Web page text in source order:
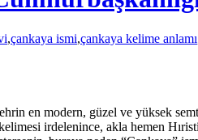
,çankaya ismi,çankaya kelime anlamı
en modern, güzel ve yüksek
irdelenince, akla hemen